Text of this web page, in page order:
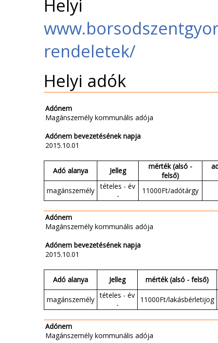
Helyi
rendeletek/
Helyi adók
Adónem
Magánszemély kommunális adója
Adónem bevezetésének napja
2015.10.01
Adó alanya Jelleg
mérték (alsó -
felső)
magánszemély
tételes - év
-
11000Ft/adótárgy
Adónem
Magánszemély kommunális adója
Adónem bevezetésének napja
2015.10.01
Adó alanya Jelleg mérték (alsó - felső)
magánszemély tételes - év
-
11000Ft/lakásbérletijog
Adónem
Magánszemély kommunális adója